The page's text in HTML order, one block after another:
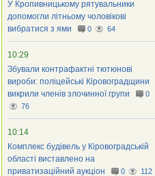
У Кропивницькому рятувальники
допомогли літньому чоловікові
вибратися з ями
0 64
10:29
Збували контрафактні тютюнові
вироби: поліцейські Кіровоградщини
викрили членів злочинної групи
0
76
10:14
Комплекс будівель у Кіровоградській
області виставлено на
приватизаційний аукціон
0 112